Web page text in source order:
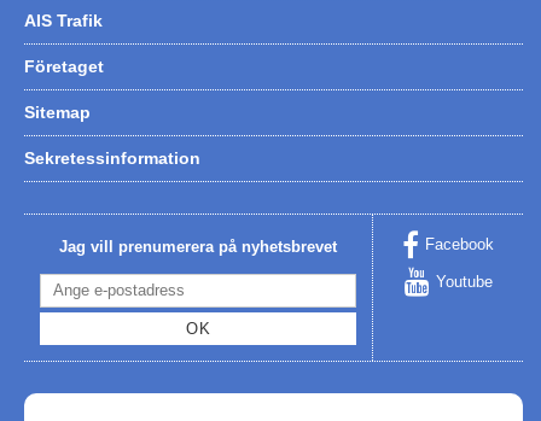
AIS Trafik
Företaget
Sitemap
Sekretessinformation
Jag vill prenumerera på nyhetsbrevet
OK
Facebook
Youtube